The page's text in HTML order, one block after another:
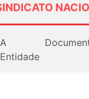
A
Entidade